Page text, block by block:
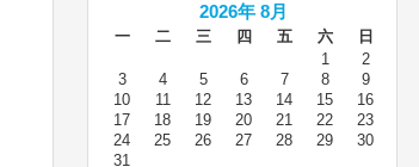
2026年 8月
一 二 三 四 五 六
日
1
2
3
4 5 6 7 8
9
10
11 12 13 14 15
16
17
18 19 20 21 22
23
24
25 26 27 28 29
30
31